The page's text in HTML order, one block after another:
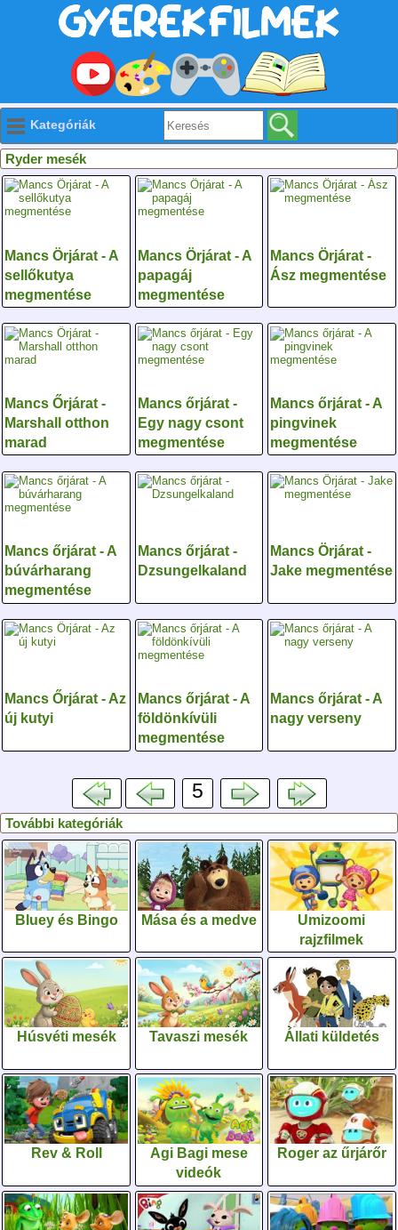
Kategóriák
Ryder mesék
Mancs Örjárat - A
sellőkutya
megmentése
Mancs Örjárat - A
papagáj
megmentése
Mancs Örjárat -
Ász megmentése
Mancs Őrjárat -
Marshall otthon
marad
Mancs őrjárat -
Egy nagy csont
megmentése
Mancs őrjárat - A
pingvinek
megmentése
Mancs őrjárat - A
búvárharang
megmentése
Mancs őrjárat -
Dzsungelkaland
Mancs Örjárat -
Jake megmentése
Mancs Őrjárat - Az
új kutyi
Mancs őrjárat - A
földönkívüli
megmentése
Mancs őrjárat - A
nagy verseny
5
További kategóriák
Bluey és Bingo Mása és a medve
Umizoomi
rajzfilmek
Húsvéti mesék Tavaszi mesék Állati küldetés
Rev & Roll
Agi Bagi mese
videók
Roger az űrjárőr